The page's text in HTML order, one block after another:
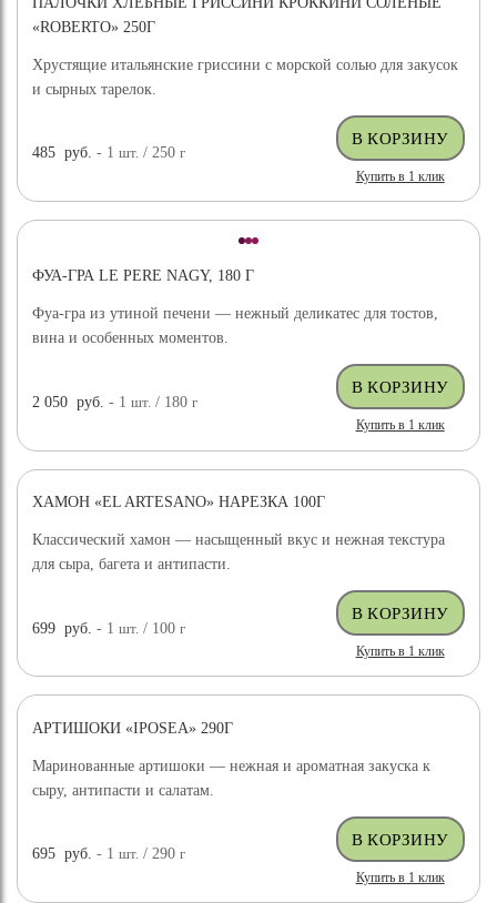
«ROBERTO» 250Г
Хрустящие итальянские гриссини с морской солью для закусок
и сырных тарелок.
485 руб. - 1шт. / 250г
Купить в 1 клик
ФУА-ГРА LE PERE NAGY, 180 Г
Фуа-гра из утиной печени — нежный деликатес для тостов,
вина и особенных моментов.
2 050 руб. - 1шт. / 180г
Купить в 1 клик
ХАМОН «EL ARTESANO» НАРЕЗКА 100Г
Классический хамон — насыщенный вкус и нежная текстура
для сыра, багета и антипасти.
699 руб. - 1шт. / 100г
Купить в 1 клик
АРТИШОКИ «IPOSEA» 290Г
Маринованные артишоки — нежная и ароматная закуска к
сыру, антипасти и салатам.
695 руб. - 1шт. / 290г
Купить в 1 клик